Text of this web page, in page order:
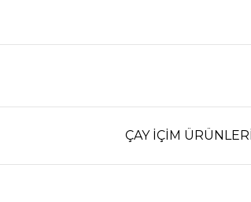
ÇAY İÇİM ÜRÜNLERİ